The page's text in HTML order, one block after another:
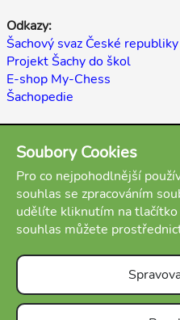
Odkazy:
Šachový svaz České republiky
Projekt Šachy do škol
E-shop My-Chess
Šachopedie
(autoři: Miloslav Vanka,
hotovo)
Přílohy:
Portisch Lajos partie
Soubory Cookies
Pro co nejpohodlnější
souhlas se zpracováním
udělíte kliknutím na
souhlas můžete